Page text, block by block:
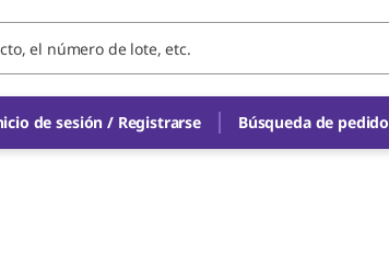
de sesión / Registrarse Búsqueda de pedido